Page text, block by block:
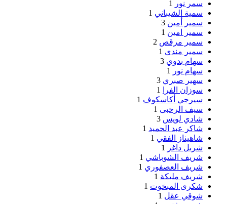
سمر نور
1
سمية الشيباني 1
سمير أمين 3
سمير امين 1
سمير مرقص 2
سمير مندى 1
سهام بدوي 3
سهام نور
1
سهير صبري 3
سوزان الفرا
1
سيرجي أكاسكوف 1
سيف الرحبى 1
شادي لويس 3
شاكر عبد الحميد 1
شاهيناز الفقي 1
شربل داغر
1
شريف الشوباشي 1
شريف العصفوري 1
شريف مليكة 1
شكرى المبخوت 1
شوقي عقل 1